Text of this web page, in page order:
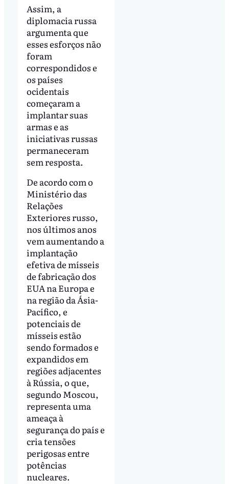
Assim, a
diplomacia russa
argumenta que
esses esforços não
foram
correspondidos e
os países
ocidentais
começaram a
implantar suas
armas e as
iniciativas russas
permaneceram
sem resposta.
De acordo com o
Ministério das
Relações
Exteriores russo,
nos últimos anos
vem aumentando a
implantação
efetiva de mísseis
de fabricação dos
EUA na Europa e
na região da Ásia-
Pacífico, e
potenciais de
mísseis estão
sendo formados e
expandidos em
regiões adjacentes
à Rússia, o que,
segundo Moscou,
representa uma
ameaça à
segurança do país e
cria tensões
perigosas entre
potências
nucleares.